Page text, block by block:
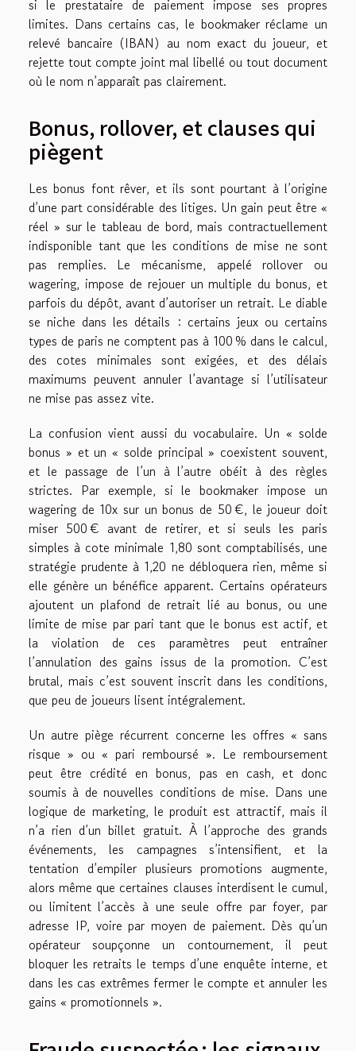
si le prestataire de paiement impose ses propres
limites. Dans certains cas, le bookmaker réclame un
relevé bancaire (IBAN) au nom exact du joueur, et
rejette tout compte joint mal libellé ou tout document
où le nom n’apparaît pas clairement.
Bonus, rollover, et clauses qui
piègent
Les bonus font rêver, et ils sont pourtant à l’origine
d’une part considérable des litiges. Un gain peut être «
réel » sur le tableau de bord, mais contractuellement
indisponible tant que les conditions de mise ne sont
pas remplies. Le mécanisme, appelé rollover ou
wagering, impose de rejouer un multiple du bonus, et
parfois du dépôt, avant d’autoriser un retrait. Le diable
se niche dans les détails : certains jeux ou certains
types de paris ne comptent pas à 100 % dans le calcul,
des cotes minimales sont exigées, et des délais
maximums peuvent annuler l’avantage si l’utilisateur
ne mise pas assez vite.
La confusion vient aussi du vocabulaire. Un « solde
bonus » et un « solde principal » coexistent souvent,
et le passage de l’un à l’autre obéit à des règles
strictes. Par exemple, si le bookmaker impose un
wagering de 10x sur un bonus de 50 €, le joueur doit
miser 500 € avant de retirer, et si seuls les paris
simples à cote minimale 1,80 sont comptabilisés, une
stratégie prudente à 1,20 ne débloquera rien, même si
elle génère un bénéfice apparent. Certains opérateurs
ajoutent un plafond de retrait lié au bonus, ou une
limite de mise par pari tant que le bonus est actif, et
la violation de ces paramètres peut entraîner
l’annulation des gains issus de la promotion. C’est
brutal, mais c’est souvent inscrit dans les conditions,
que peu de joueurs lisent intégralement.
Un autre piège récurrent concerne les offres « sans
risque » ou « pari remboursé ». Le remboursement
peut être crédité en bonus, pas en cash, et donc
soumis à de nouvelles conditions de mise. Dans une
logique de marketing, le produit est attractif, mais il
n’a rien d’un billet gratuit. À l’approche des grands
événements, les campagnes s’intensifient, et la
tentation d’empiler plusieurs promotions augmente,
alors même que certaines clauses interdisent le cumul,
ou limitent l’accès à une seule offre par foyer, par
adresse IP, voire par moyen de paiement. Dès qu’un
opérateur soupçonne un contournement, il peut
bloquer les retraits le temps d’une enquête interne, et
dans les cas extrêmes fermer le compte et annuler les
gains « promotionnels ».